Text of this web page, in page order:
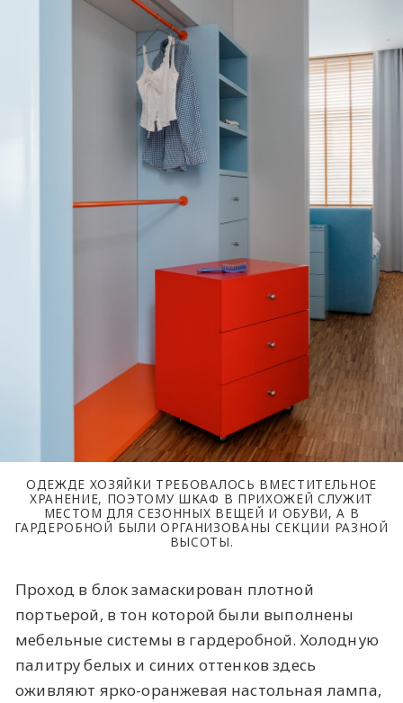
ОДЕЖДЕ ХОЗЯЙКИ ТРЕБОВАЛОСЬ ВМЕСТИТЕЛЬНОЕ
ХРАНЕНИЕ, ПОЭТОМУ ШКАФ В ПРИХОЖЕЙ СЛУЖИТ
МЕСТОМ ДЛЯ СЕЗОННЫХ ВЕЩЕЙ И ОБУВИ, А В
ГАРДЕРОБНОЙ БЫЛИ ОРГАНИЗОВАНЫ СЕКЦИИ РАЗНОЙ
ВЫСОТЫ.
Проход в блок замаскирован плотной
портьерой, в тон которой были выполнены
мебельные системы в гардеробной. Холодную
палитру белых и синих оттенков здесь
оживляют ярко-оранжевая настольная лампа,